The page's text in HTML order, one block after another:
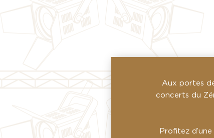
Aux portes
concerts du
Profitez